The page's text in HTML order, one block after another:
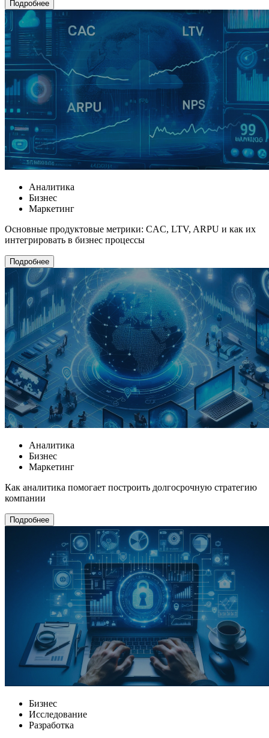
Подробнее
Аналитика
Бизнес
Маркетинг
Основные продуктовые метрики: CAC, LTV, ARPU и как их
интегрировать в бизнес процессы
Подробнее
Аналитика
Бизнес
Маркетинг
Как аналитика помогает построить долгосрочную стратегию
компании
Подробнее
Бизнес
Исследование
Разработка